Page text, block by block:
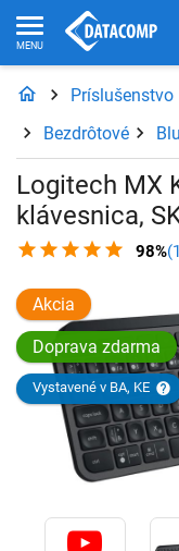
Príslušenstvo
Bezdrôtové
Logitech MX
klávesnica,
98%
Akcia
Doprava zdarma
Vystavené v BA, KE